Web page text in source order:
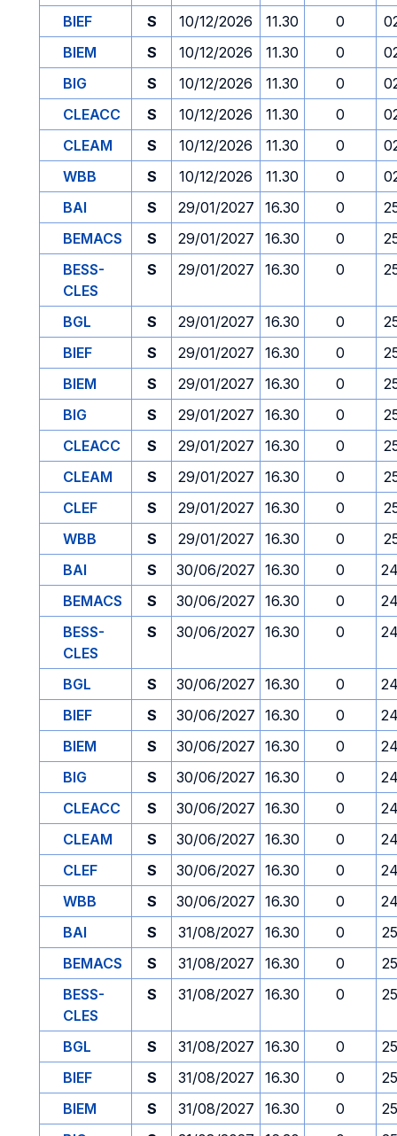
BIEF
S 10/12/2026 11.30 0
BIEM
S 10/12/2026 11.30 0
BIG
S 10/12/2026 11.30 0
CLEACC
S 10/12/2026 11.30 0
CLEAM
S 10/12/2026 11.30 0
WBB
S 10/12/2026 11.30 0
BAI
S 29/01/2027 16.30 0
BEMACS
S 29/01/2027 16.30 0
BESS-
CLES
S 29/01/2027 16.30 0
BGL S 29/01/2027 16.30 0
BIEF
S 29/01/2027 16.30 0
BIEM
S 29/01/2027 16.30 0
BIG
S 29/01/2027 16.30 0
CLEACC
S 29/01/2027 16.30 0
CLEAM
S 29/01/2027 16.30 0
CLEF
S 29/01/2027 16.30 0
WBB
S 29/01/2027 16.30 0
BAI
S 30/06/2027 16.30 0
BEMACS
S 30/06/2027 16.30 0
BESS-
CLES
S 30/06/2027 16.30 0
BGL S 30/06/2027 16.30 0
BIEF
S 30/06/2027 16.30 0
BIEM
S 30/06/2027 16.30 0
BIG
S 30/06/2027 16.30 0
CLEACC
S 30/06/2027 16.30 0
CLEAM
S 30/06/2027 16.30 0
CLEF
S 30/06/2027 16.30 0
WBB
S 30/06/2027 16.30 0
BAI
S 31/08/2027 16.30 0
BEMACS
S 31/08/2027 16.30 0
BESS-
CLES
S 31/08/2027 16.30 0
BGL S 31/08/2027 16.30 0
BIEF
S 31/08/2027 16.30 0
BIEM
S 31/08/2027 16.30 0